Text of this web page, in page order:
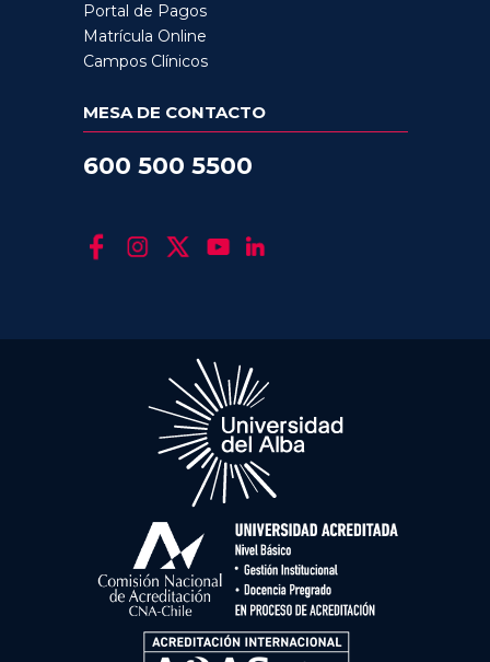
Portal de Pagos
Matrícula Online
Campos Clínicos
MESA DE CONTACTO
600 500 5500